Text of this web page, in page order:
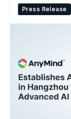
Press Release